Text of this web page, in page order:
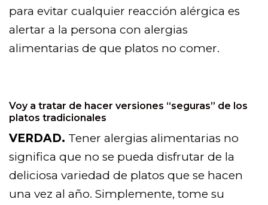
para evitar cualquier reacción alérgica es
alertar a la persona con alergias
alimentarias de que platos no comer.
Voy a tratar de hacer versiones “seguras” de los
platos tradicionales
VERDAD. Tener alergias alimentarias no
significa que no se pueda disfrutar de la
deliciosa variedad de platos que se hacen
una vez al año. Simplemente, tome su